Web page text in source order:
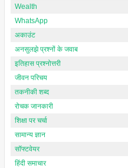
Wealth
WhatsApp
अकाउंट
अनसुलझे प्रश्नों के जवाब
इतिहास प्रश्नोत्तरी
जीवन परिचय
तकनीकी शब्द
रोचक जानकारी
शिक्षा पर चर्चा
सामान्य ज्ञान
सॉफ्टवेयर
हिंदी समाचार